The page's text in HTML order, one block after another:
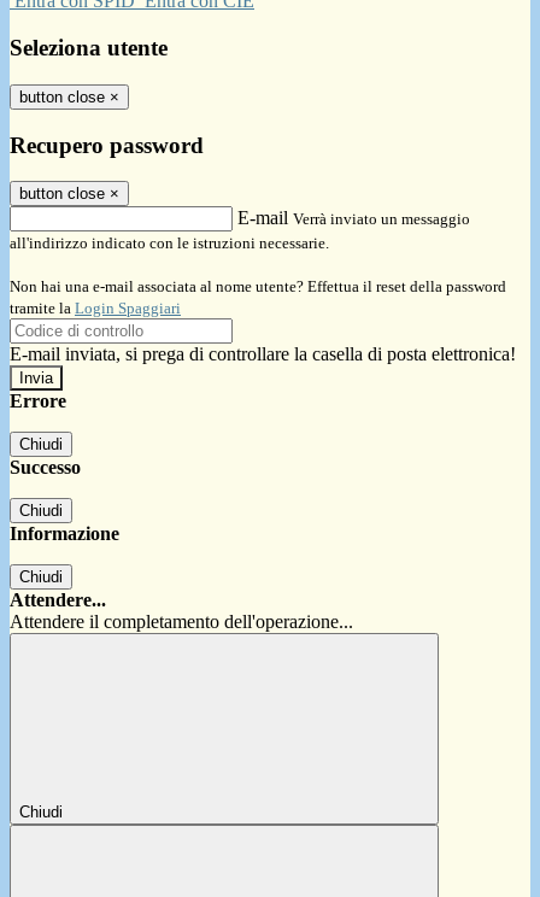
Seleziona utente
button close ×
Recupero password
button close ×
E-mail Verrà inviato un messaggio
all'indirizzo indicato con le istruzioni necessarie.
Non hai una e-mail associata al nome utente? Effettua il reset della password
tramite la Login Spaggiari
E-mail inviata, si prega di controllare la casella di posta elettronica!
Errore
Chiudi
Successo
Chiudi
Informazione
Chiudi
Attendere...
Attendere il completamento dell'operazione...
Chiudi